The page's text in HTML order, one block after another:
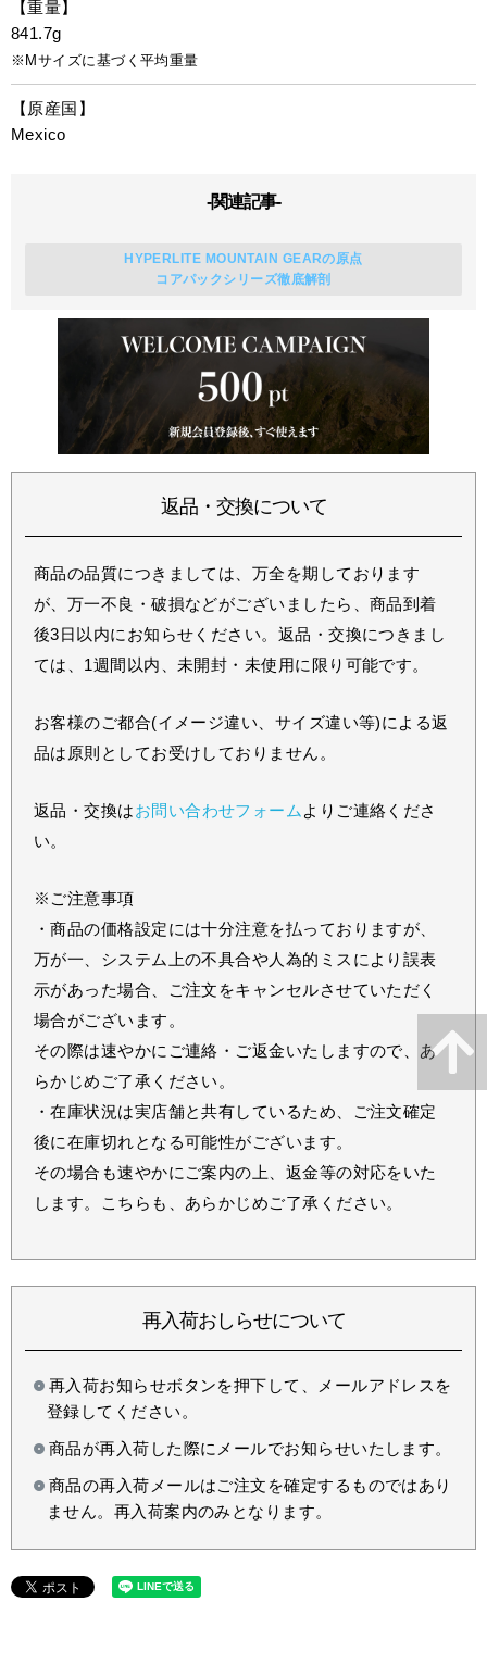
【重量】
841.7g
※Mサイズに基づく平均重量
【原産国】
Mexico
-関連記事-
HYPERLITE MOUNTAIN GEARの原点
コアパックシリーズ徹底解剖
返品・交換について
商品の品質につきましては、万全を期しております
が、万一不良・破損などがございましたら、商品到着
後3日以内にお知らせください。返品・交換につきまし
ては、1週間以内、未開封・未使用に限り可能です。
お客様のご都合(イメージ違い、サイズ違い等)による返
品は原則としてお受けしておりません。
返品・交換はお問い合わせフォーム よりご連絡くださ
い。
※ご注意事項
・商品の価格設定には十分注意を払っておりますが、
万が一、システム上の不具合や人為的ミスにより誤表
示があった場合、ご注文をキャンセルさせていただく
場合がございます。
その際は速やかにご連絡・ご返金いたしますので、あ
らかじめご了承ください。
・在庫状況は実店舗と共有しているため、ご注文確定
後に在庫切れとなる可能性がございます。
その場合も速やかにご案内の上、返金等の対応をいた
します。こちらも、あらかじめご了承ください。
再入荷おしらせについて
再入荷お知らせボタンを押下して、メールアドレスを
登録してください。
商品が再入荷した際にメールでお知らせいたします。
商品の再入荷メールはご注文を確定するものではあり
ません。再入荷案内のみとなります。